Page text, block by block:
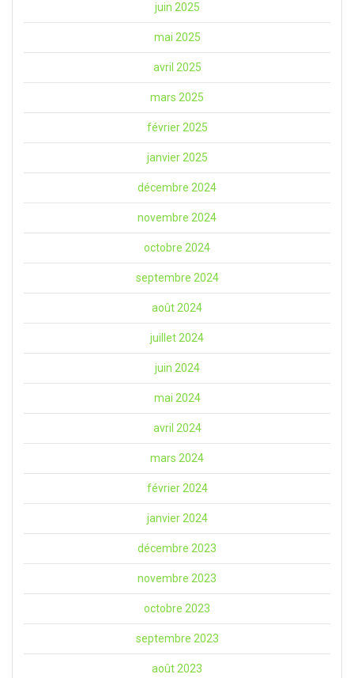
juin 2025
mai 2025
avril 2025
mars 2025
février 2025
janvier 2025
décembre 2024
novembre 2024
octobre 2024
septembre 2024
août 2024
juillet 2024
juin 2024
mai 2024
avril 2024
mars 2024
février 2024
janvier 2024
décembre 2023
novembre 2023
octobre 2023
septembre 2023
août 2023